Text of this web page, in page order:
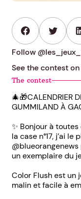
Follow
See the contest on
The contest
🎄🎁CALENDRIER
GUMMILAND À
✨ Bonjour à
la case n°17, j’ai
un exemplaire du
Color Flush est un
malin et facile à